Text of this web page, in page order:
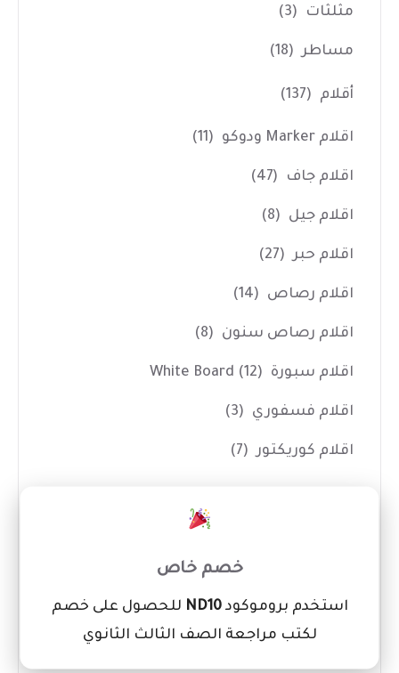
مثلثات (3)
مساطر (18)
أقلام (137)
اقلام Marker ودوكو (11)
اقلام جاف (47)
اقلام جيل (8)
اقلام حبر (27)
اقلام رصاص (14)
اقلام رصاص سنون (8)
اقلام سبورة White Board (12)
اقلام فسفوري (3)
اقلام كوريكتور (7)
بالطو ومريلة تلوين (1)
شنط رسم (3)
خصم خاص
استخدم بروموكودND10 للحصول على خصم
لكتب مراجعة الصف الثالث الثانوي